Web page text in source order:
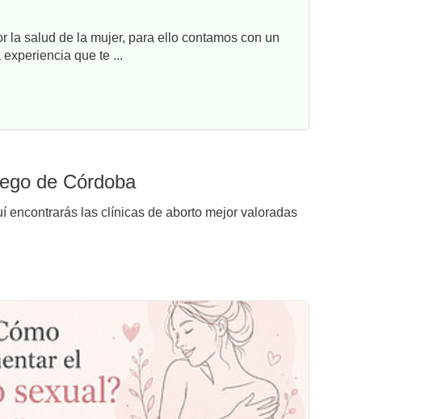
la salud de la mujer, para ello contamos con un
que te ...
de Córdoba
encontrarás las clínicas de aborto mejor valoradas